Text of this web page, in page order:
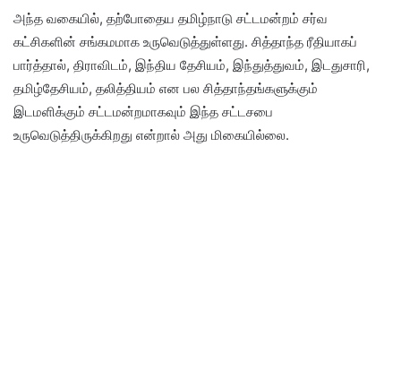
அந்த வகையில், தற்போதைய தமிழ்நாடு சட்டமன்றம் சர்வ
கட்சிகளின் சங்கமமாக உருவெடுத்துள்ளது. சித்தாந்த ரீதியாகப்
பார்த்தால், திராவிடம், இந்திய தேசியம், இந்துத்துவம், இடதுசாரி,
தமிழ்தேசியம், தலித்தியம் என பல சித்தாந்தங்களுக்கும்
இடமளிக்கும் சட்டமன்றமாகவும் இந்த சட்டசபை
உருவெடுத்திருக்கிறது என்றால் அது மிகையில்லை.